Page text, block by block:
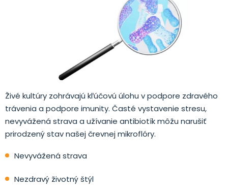
Živé kultúry zohrávajú kľúčovú úlohu v podpore zdravého
trávenia a podpore imunity. Časté vystavenie stresu,
nevyvážená strava a užívanie antibiotík môžu narušiť
prirodzený stav našej črevnej mikroflóry.
Nevyvážená strava
Nezdravý životný štýl